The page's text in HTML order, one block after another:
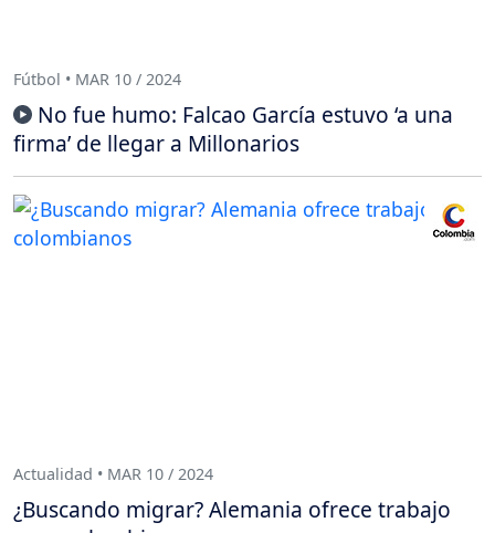
Fútbol • MAR 10 / 2024
No fue humo: Falcao García estuvo ‘a una
firma’ de llegar a Millonarios
Actualidad • MAR 10 / 2024
¿Buscando migrar? Alemania ofrece trabajo